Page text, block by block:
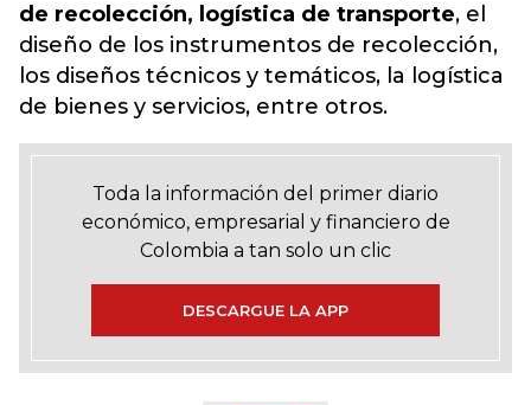
de recolección, logística de transporte, el
diseño de los instrumentos de recolección,
los diseños técnicos y temáticos, la logística
de bienes y servicios, entre otros.
Toda la información del primer diario
económico, empresarial y financiero de
Colombia a tan solo un clic
DESCARGUE LA APP